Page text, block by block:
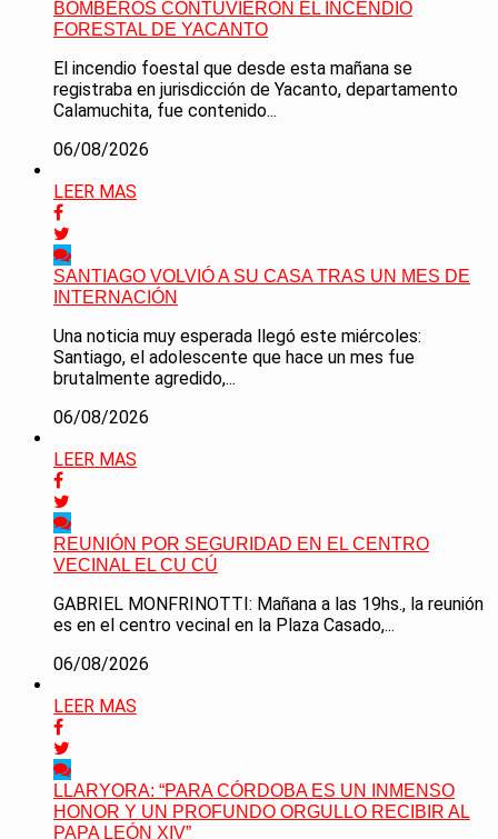
BOMBEROS CONTUVIERON EL INCENDIO
FORESTAL DE YACANTO
El incendio foestal que desde esta mañana se
registraba en jurisdicción de Yacanto, departamento
Calamuchita, fue contenido...
06/08/2026
LEER MAS
SANTIAGO VOLVIÓ A SU CASA TRAS UN MES DE
INTERNACIÓN
Una noticia muy esperada llegó este miércoles:
Santiago, el adolescente que hace un mes fue
brutalmente agredido,...
06/08/2026
LEER MAS
REUNIÓN POR SEGURIDAD EN EL CENTRO
VECINAL EL CU CÚ
GABRIEL MONFRINOTTI: Mañana a las 19hs., la reunión
es en el centro vecinal en la Plaza Casado,...
06/08/2026
LEER MAS
LLARYORA: “PARA CÓRDOBA ES UN INMENSO
HONOR Y UN PROFUNDO ORGULLO RECIBIR AL
PAPA LEÓN XIV”